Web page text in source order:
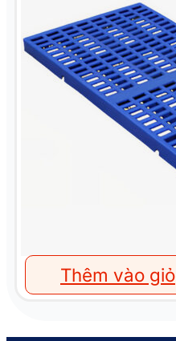
Thêm vào giỏ